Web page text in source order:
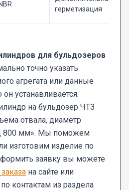
герметизация
для бульдозеров
точно указать
агрегата или данные
устанавливается.
на бульдозер ЧТЗ
отвала, диаметр
800 мм». Мы поможем
изготовим изделие по
заявку вы можете
на сайте или
контактам из раздела